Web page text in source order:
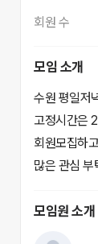
회원 수
모임 소개
수원 평일저
고정시간은
회원모집하
많은 관심
모임원 소개